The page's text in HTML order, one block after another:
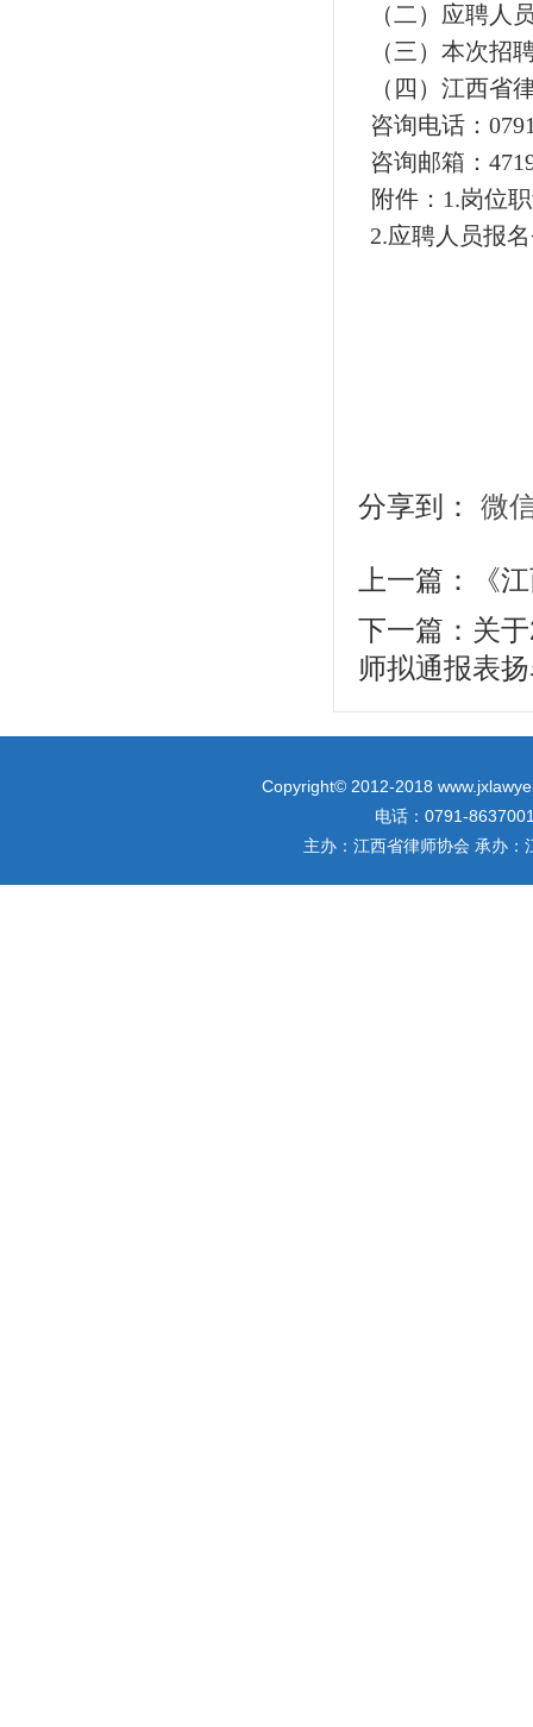
（二）应聘人
（三）本次招
（四）江西省
咨询电话：
咨询邮箱：
附件：1.岗位
2.应聘人员报
分享到： 微
上一篇：
《
下一篇： 关
师拟通报表
Copyright© 2012-2018
电话：0791-
主办：江西省律师协会 承办